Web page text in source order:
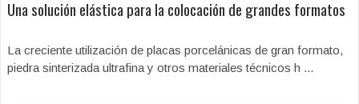
Una solución elástica para la colocación de grandes formatos
La creciente utilización de placas porcelánicas de gran formato,
piedra sinterizada ultrafina y otros materiales técnicos h ...